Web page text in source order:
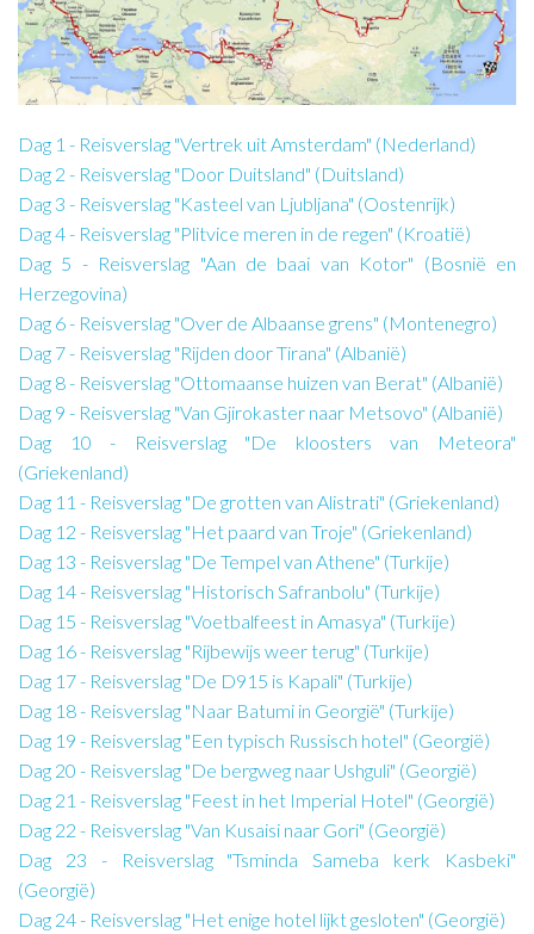
Dag 1 - Reisverslag "Vertrek uit Amsterdam" (Nederland)
Dag 2 - Reisverslag "Door Duitsland" (Duitsland)
Dag 3 - Reisverslag "Kasteel van Ljubljana" (Oostenrijk)
Dag 4 - Reisverslag "Plitvice meren in de regen" (Kroatië)
Dag 5 - Reisverslag "Aan de baai van Kotor" (Bosnië en
Herzegovina)
Dag 6 - Reisverslag "Over de Albaanse grens" (Montenegro)
Dag 7 - Reisverslag "Rijden door Tirana" (Albanië)
Dag 8 - Reisverslag "Ottomaanse huizen van Berat" (Albanië)
Dag 9 - Reisverslag "Van Gjirokaster naar Metsovo" (Albanië)
Dag 10 - Reisverslag "De kloosters van Meteora"
(Griekenland)
Dag 11 - Reisverslag "De grotten van Alistrati" (Griekenland)
Dag 12 - Reisverslag "Het paard van Troje" (Griekenland)
Dag 13 - Reisverslag "De Tempel van Athene" (Turkije)
Dag 14 - Reisverslag "Historisch Safranbolu" (Turkije)
Dag 15 - Reisverslag "Voetbalfeest in Amasya" (Turkije)
Dag 16 - Reisverslag "Rijbewijs weer terug" (Turkije)
Dag 17 - Reisverslag "De D915 is Kapali" (Turkije)
Dag 18 - Reisverslag "Naar Batumi in Georgië" (Turkije)
Dag 19 - Reisverslag "Een typisch Russisch hotel" (Georgië)
Dag 20 - Reisverslag "De bergweg naar Ushguli" (Georgië)
Dag 21 - Reisverslag "Feest in het Imperial Hotel" (Georgië)
Dag 22 - Reisverslag "Van Kusaisi naar Gori" (Georgië)
Dag 23 - Reisverslag "Tsminda Sameba kerk Kasbeki"
(Georgië)
Dag 24 - Reisverslag "Het enige hotel lijkt gesloten" (Georgië)